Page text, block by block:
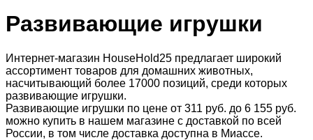
Развивающие игрушки
Интернет-магазин HouseHold25 предлагает широкий
ассортимент товаров для домашних животных,
насчитывающий более 17000 позиций, среди которых
развивающие игрушки.
Развивающие игрушки по цене от 311 руб. до 6 155 руб.
можно купить в нашем магазине с доставкой по всей
России, в том числе доставка доступна в Миассе.